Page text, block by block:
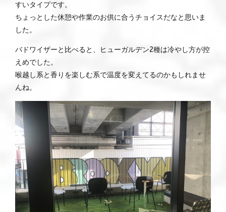
すいタイプです。
ちょっとした休憩や作業のお供に合うチョイスだなと思いま
した。
バドワイザーと比べると、ヒューガルデン2種は冷やし方が控
えめでした。
喉越し系と香りを楽しむ系で温度を変えてるのかもしれませ
んね。